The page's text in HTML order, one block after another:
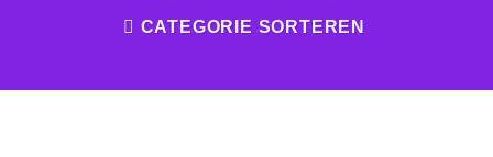
CATEGORIE SORTEREN